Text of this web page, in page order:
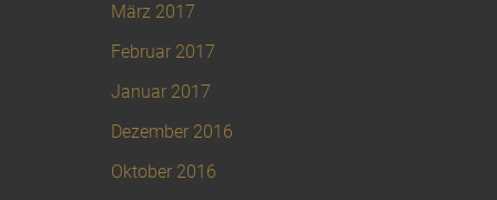
März 2017
Februar 2017
Januar 2017
Dezember 2016
Oktober 2016